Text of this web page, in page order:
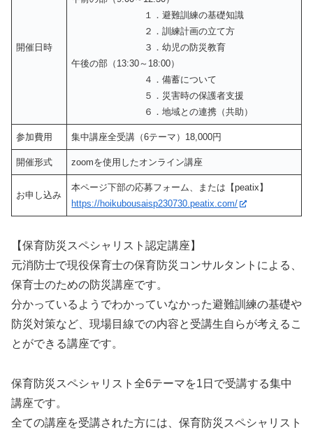
開催日時
１．避難訓練の基礎知識
２．訓練計画の立て方
３．幼児の防災教育
午後の部（13:30～18:00）
４．備蓄について
５．災害時の保護者支援
６．地域との連携（共助）
参加費用 集中講座全受講（6テーマ）18,000円
開催形式 zoomを使用したオンライン講座
お申し込み
本ページ下部の応募フォーム、または【peatix】
https://hoikubousaisp230730.peatix.com/
【保育防災スペシャリスト認定講座】
元消防士で現役保育士の保育防災コンサルタントによる、
保育士のための防災講座です。
分かっているようでわかっていなかった避難訓練の基礎や
防災対策など、現場目線での内容と受講生自らが考えるこ
とができる講座です。
保育防災スペシャリスト全6テーマを1日で受講する集中
講座です。
全ての講座を受講された方には、保育防災スペシャリスト